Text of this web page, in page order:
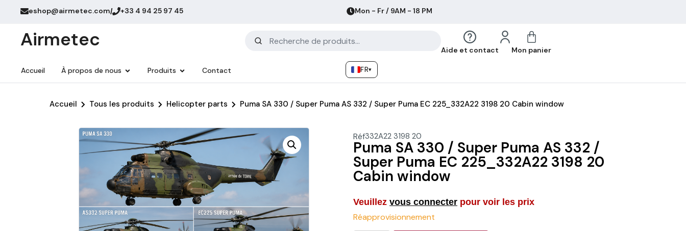
eshop@airmetec.com/ +33 4 94 25 97 45 Mon - Fr / 9AM - 18 PM
Airmetec Aide et contact Mon panier
Accueil À propos de nous Produits Contact FR▾
Accueil Tous les produits Helicopter parts Puma SA 330 / Super Puma AS 332 / Super Puma EC 225_332A22 3198 20 Cabin window
Réf332A22 3198 20
Puma SA 330 / Super Puma AS 332 /
Super Puma EC 225_332A22 3198 20
Cabin window
Veuillez vous connecter pour voir les prix
Réapprovisionnement